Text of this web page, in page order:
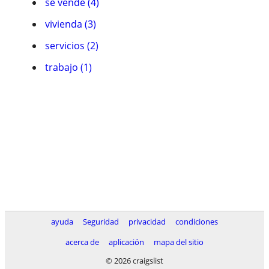
vivienda (3)
servicios (2)
trabajo (1)
ayuda Seguridad privacidad
condiciones
acerca de
aplicación
mapa del sitio
© 2026 craigslist